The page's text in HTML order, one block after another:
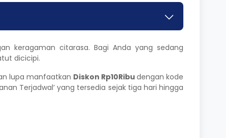
keragaman citarasa. Bagi Anda yang sedang
dicicipi.
lupa manfaatkan Diskon Rp10Ribu dengan kode
Terjadwal’ yang tersedia sejak tiga hari hingga